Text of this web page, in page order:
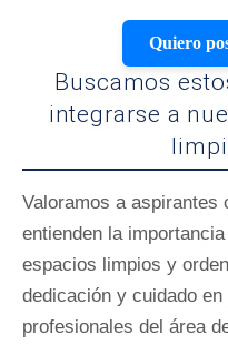
Quiero
Buscamos
integrarse a
Valoramos a aspirantes
entienden la
espacios limpios y
dedicación y cuidado
profesionales del área